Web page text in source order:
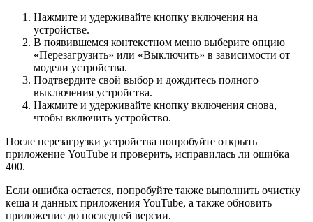
Нажмите и удерживайте кнопку включения на
устройстве.
В появившемся контекстном меню выберите опцию
«Перезагрузить» или «Выключить» в зависимости от
модели устройства.
Подтвердите свой выбор и дождитесь полного
выключения устройства.
Нажмите и удерживайте кнопку включения снова,
чтобы включить устройство.
После перезагрузки устройства попробуйте открыть
приложение YouTube и проверить, исправилась ли ошибка
400.
Если ошибкa остается, попробуйте также выполнить очистку
кеша и данных приложения YouTube, а также обновить
приложение до последней версии.